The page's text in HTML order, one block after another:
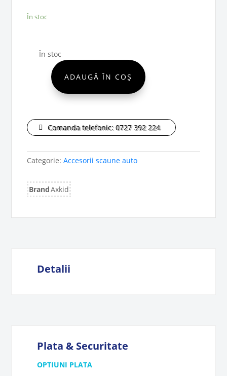
În stoc
În stoc
Cantitate
insert
scoică
născut
Modukid
ADAUGĂ ÎN COȘ
Comanda telefonic: 0727 392 224
Categorie:Accesorii scaune auto
BrandAxkid
Detalii
Plata & Securitate
OPTIUNI PLATA